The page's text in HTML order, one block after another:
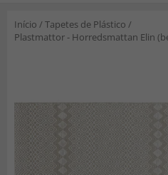
Início /Tapetes de Plástico /
Plastmattor - Horredsmattan Elin